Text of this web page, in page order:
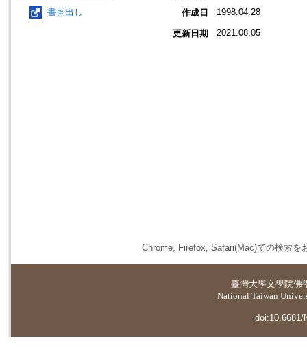
書き出し 作成日 1998.04.28
更新日期 2021.08.05
Chrome, Firefox, Safari(Mac)での検索を
臺灣大學文學院佛
National Taiwan
doi:10.6681/